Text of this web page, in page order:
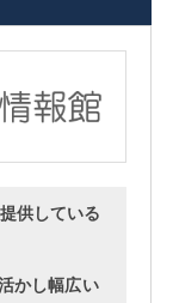
供している
かし幅広い